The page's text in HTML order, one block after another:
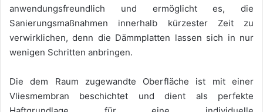
anwendungsfreundlich und ermöglicht es, die
Sanierungsmaßnahmen innerhalb kürzester Zeit zu
verwirklichen, denn die Dämmplatten lassen sich in nur
wenigen Schritten anbringen.
Die dem Raum zugewandte Oberfläche ist mit einer
Vliesmembran beschichtet und dient als perfekte